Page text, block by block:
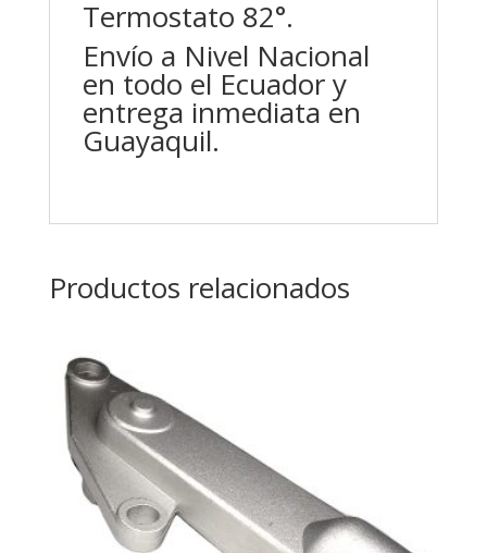
Termostato 82°.
Envío a Nivel Nacional
en todo el Ecuador y
entrega inmediata en
Guayaquil.
Productos relacionados